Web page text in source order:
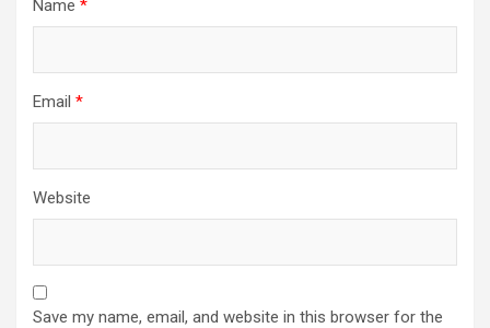
Name *
Email *
Website
Save my name, email, and website in this browser for the